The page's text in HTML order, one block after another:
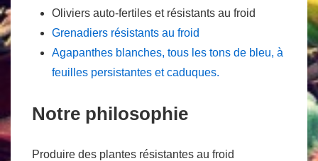
Oliviers auto-fertiles et résistants au froid
Grenadiers résistants au froid
Agapanthes blanches, tous les tons de bleu, à
feuilles persistantes et caduques.
Notre philosophie
Produire des plantes résistantes au froid